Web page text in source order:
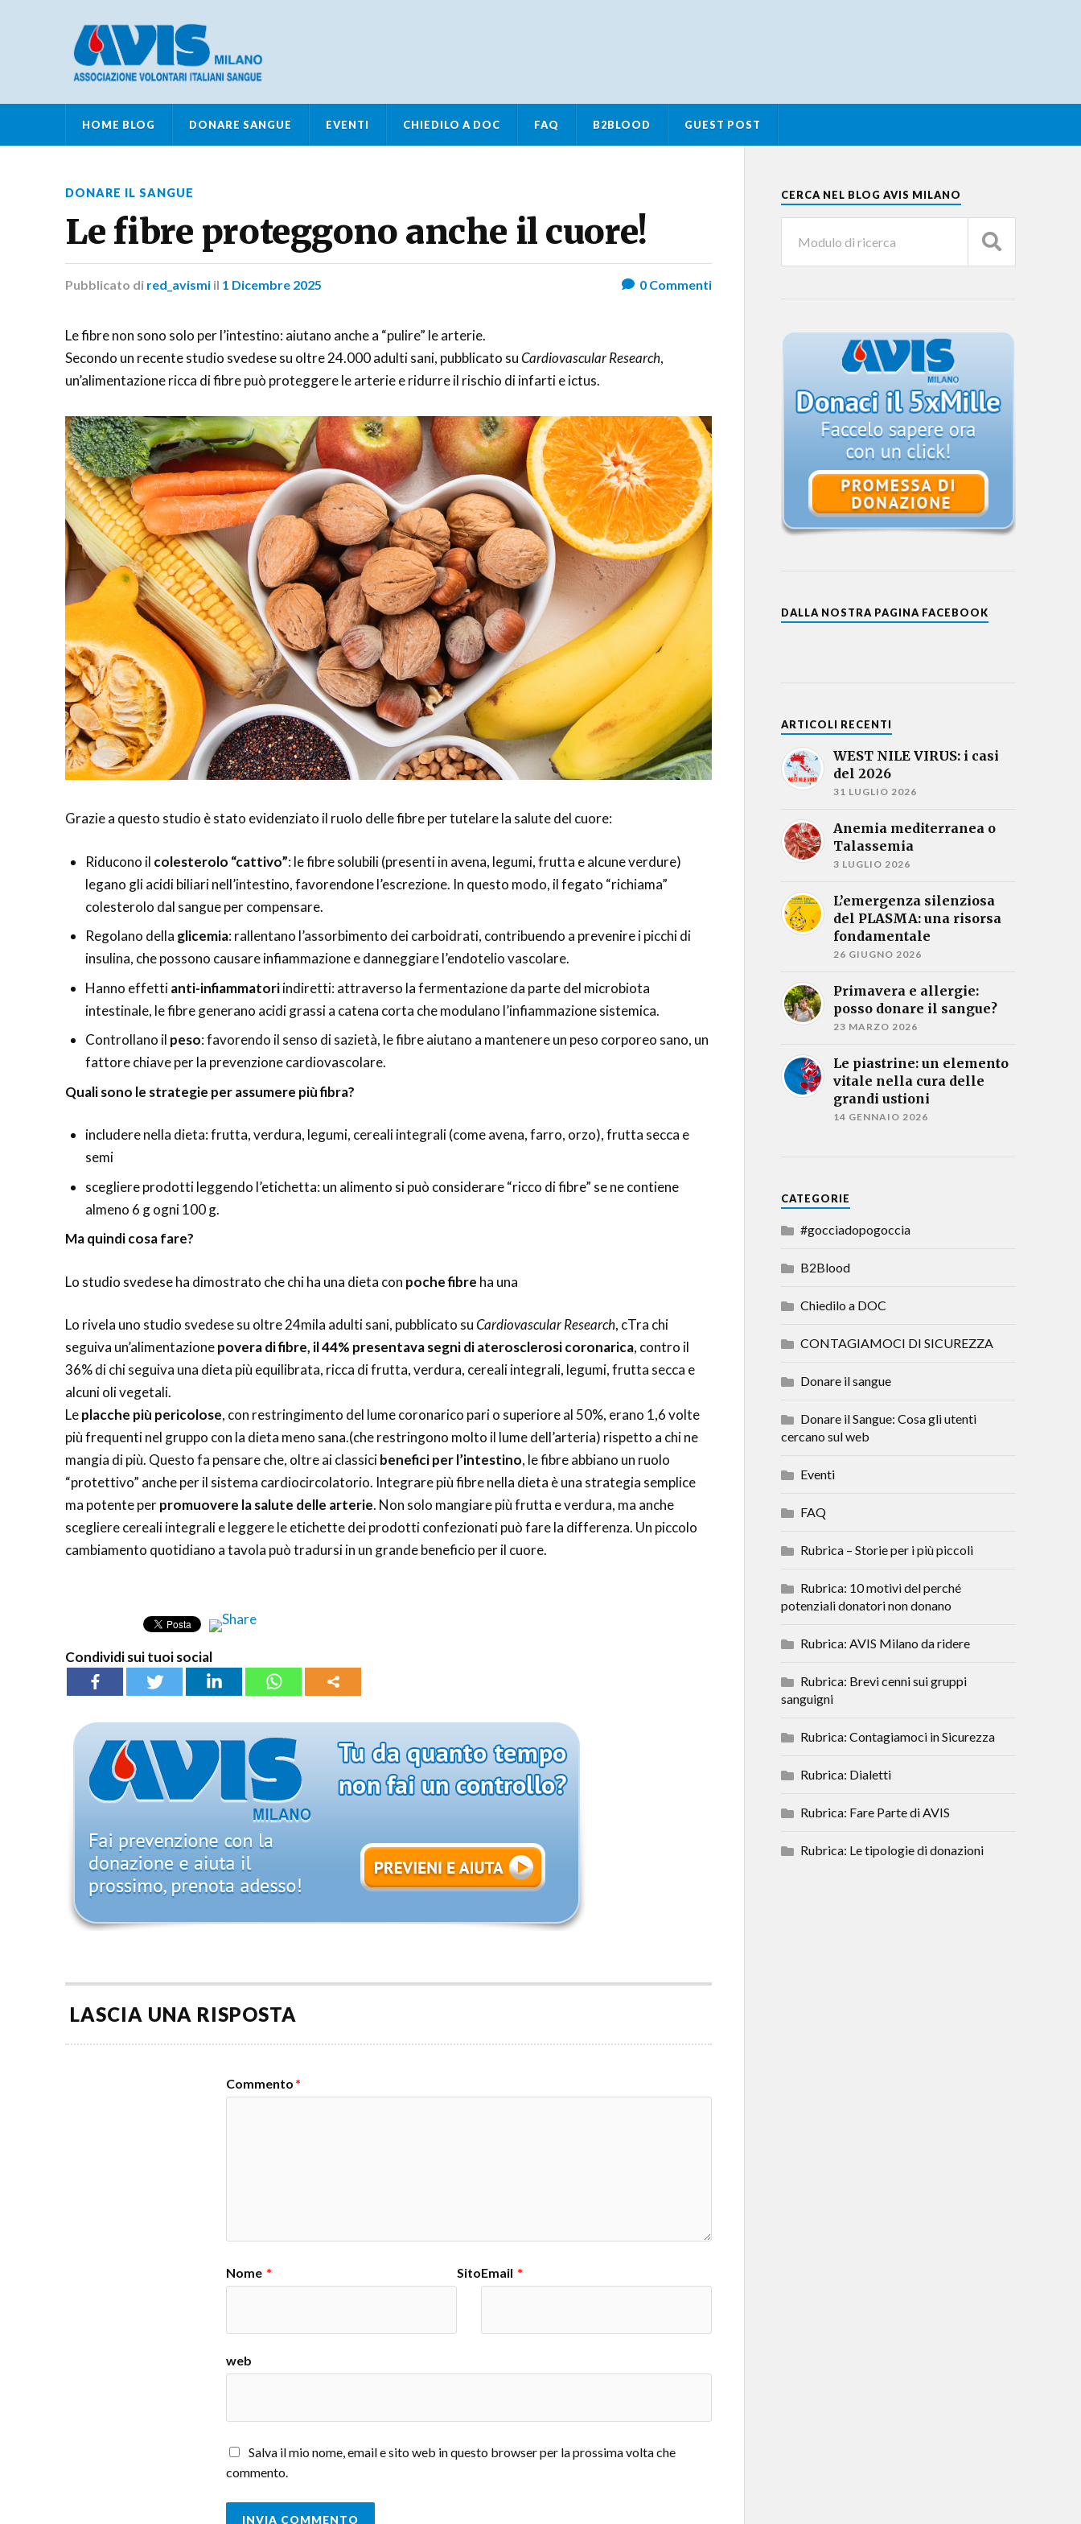
HOME BLOG DONARE SANGUE EVENTI CHIEDILO A DOC FAQ B2BLOOD GUEST POST
DONARE IL SANGUE
Le fibre proteggono anche il cuore!
Pubblicato di red_avismi il 1 Dicembre 2025 0Commenti
Le fibre non sono solo per l’intestino: aiutano anche a “pulire” le arterie.
Secondo un recente studio svedese su oltre 24.000 adulti sani, pubblicato suCardiovascular Research,
un’alimentazione ricca di fibre può proteggere le arterie e ridurre il rischio di infarti e ictus.
Grazie a questo studio è stato evidenziato il ruolo delle fibre per tutelare la salute del cuore:
Riducono il colesterolo “cattivo”: le fibre solubili (presenti in avena, legumi, frutta e alcune verdure)
legano gli acidi biliari nell’intestino, favorendone l’escrezione. In questo modo, il fegato “richiama”
colesterolo dal sangue per compensare.
Regolano della glicemia: rallentano l’assorbimento dei carboidrati, contribuendo a prevenire i picchi di
insulina, che possono causare infiammazione e danneggiare l’endotelio vascolare.
Hanno effettianti-infiammatoriindiretti: attraverso la fermentazione da parte del microbiota
intestinale, le fibre generano acidi grassi a catena corta che modulano l’infiammazione sistemica.
Controllano il peso: favorendo il senso di sazietà, le fibre aiutano a mantenere un peso corporeo sano, un
fattore chiave per la prevenzione cardiovascolare.
Quali sono le strategie per assumere più fibra?
includere nella dieta: frutta, verdura, legumi, cereali integrali (come avena, farro, orzo), frutta secca e
semi
scegliere prodotti leggendo l’etichetta: un alimento si può considerare “ricco di fibre” se ne contiene
almeno 6 g ogni 100 g.
Ma quindi cosa fare?
Lo studio svedese ha dimostrato che chi ha una dieta con poche fibre ha una
Lo rivela uno studio svedese su oltre 24mila adulti sani, pubblicato suCardiovascular Research, cTra chi
seguiva un’alimentazionepovera di fibre, il 44% presentava segni di aterosclerosi coronarica, contro il
36% di chi seguiva una dieta più equilibrata, ricca di frutta, verdura, cereali integrali, legumi, frutta secca e
alcuni oli vegetali.
Leplacche più pericolose, con restringimento del lume coronarico pari o superiore al 50%, erano 1,6 volte
più frequenti nel gruppo con la dieta meno sana.(che restringono molto il lume dell’arteria) rispetto a chi ne
mangia di più. Questo fa pensare che, oltre ai classicibenefici per l’intestino, le fibre abbiano un ruolo
“protettivo” anche per il sistema cardiocircolatorio. Integrare più fibre nella dieta è una strategia semplice
ma potente perpromuovere la salute delle arterie. Non solo mangiare più frutta e verdura, ma anche
scegliere cereali integrali e leggere le etichette dei prodotti confezionati può fare la differenza. Un piccolo
cambiamento quotidiano a tavola può tradursi in un grande beneficio per il cuore.
Condividi sui tuoi social
LASCIA UNA RISPOSTA
Commento *
Nome * Email *
Sito
web
Salva il mio nome, email e sito web in questo browser per la prossima volta che
commento.
CERCA NEL BLOG AVIS MILANO
DALLA NOSTRA PAGINA FACEBOOK
ARTICOLI RECENTI
WEST NILE VIRUS: i casi
del 2026
31 LUGLIO 2026
Anemia mediterranea o
Talassemia
3 LUGLIO 2026
L’emergenza silenziosa
del PLASMA: una risorsa
fondamentale
26 GIUGNO 2026
Primavera e allergie:
posso donare il sangue?
23 MARZO 2026
Le piastrine: un elemento
vitale nella cura delle
grandi ustioni
14 GENNAIO 2026
CATEGORIE
#gocciadopogoccia
B2Blood
Chiedilo a DOC
CONTAGIAMOCI DI SICUREZZA
Donare il sangue
Donare il Sangue: Cosa gli utenti
cercano sul web
Eventi
FAQ
Rubrica – Storie per i più piccoli
Rubrica: 10 motivi del perché
potenziali donatori non donano
Rubrica: AVIS Milano da ridere
Rubrica: Brevi cenni sui gruppi
sanguigni
Rubrica: Contagiamoci in Sicurezza
Rubrica: Dialetti
Rubrica: Fare Parte di AVIS
Rubrica: Le tipologie di donazioni